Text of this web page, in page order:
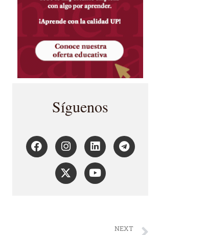
Síguenos
NEXT